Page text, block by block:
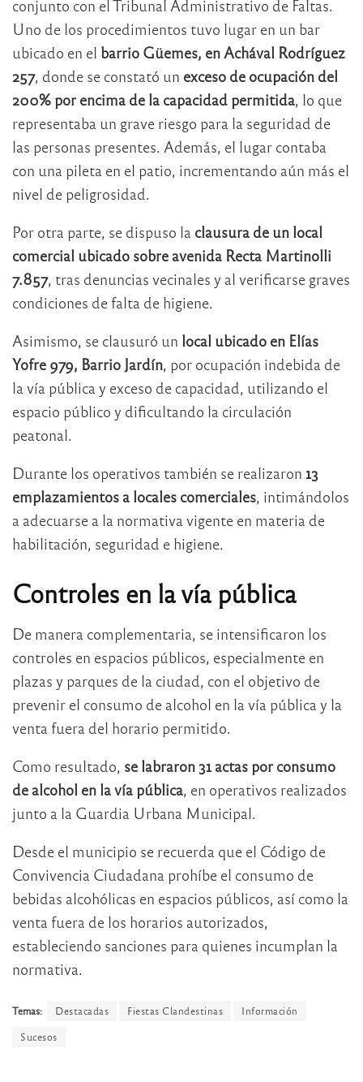
conjunto con el Tribunal Administrativo de Faltas.
Uno de los procedimientos tuvo lugar en un bar
ubicado en el barrio Güemes, en Achával Rodríguez
257, donde se constató un exceso de ocupación del
200% por encima de la capacidad permitida, lo que
representaba un grave riesgo para la seguridad de
las personas presentes. Además, el lugar contaba
con una pileta en el patio, incrementando aún más el
nivel de peligrosidad.
Por otra parte, se dispuso la clausura de un local
comercial ubicado sobre avenida Recta Martinolli
7.857, tras denuncias vecinales y al verificarse graves
condiciones de falta de higiene.
Asimismo, se clausuró un local ubicado en Elías
Yofre 979, Barrio Jardín, por ocupación indebida de
la vía pública y exceso de capacidad, utilizando el
espacio público y dificultando la circulación
peatonal.
Durante los operativos también se realizaron 13
emplazamientos a locales comerciales, intimándolos
a adecuarse a la normativa vigente en materia de
habilitación, seguridad e higiene.
Controles en la vía pública
De manera complementaria, se intensificaron los
controles en espacios públicos, especialmente en
plazas y parques de la ciudad, con el objetivo de
prevenir el consumo de alcohol en la vía pública y la
venta fuera del horario permitido.
Como resultado, se labraron 31 actas por consumo
de alcohol en la vía pública, en operativos realizados
junto a la Guardia Urbana Municipal.
Desde el municipio se recuerda que el Código de
Convivencia Ciudadana prohíbe el consumo de
bebidas alcohólicas en espacios públicos, así como la
venta fuera de los horarios autorizados,
estableciendo sanciones para quienes incumplan la
normativa.
Temas: Destacadas Fiestas Clandestinas
Información
Sucesos